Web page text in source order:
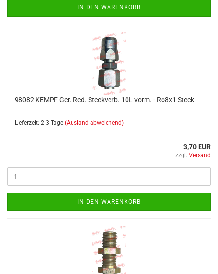
IN DEN WARENKORB
98082 KEMPF Ger. Red. Steckverb. 10L vorm. - Ro8x1 Steck
Lieferzeit: 2-3 Tage (Ausland abweichend)
3,70 EUR
zzgl. Versand
IN DEN WARENKORB